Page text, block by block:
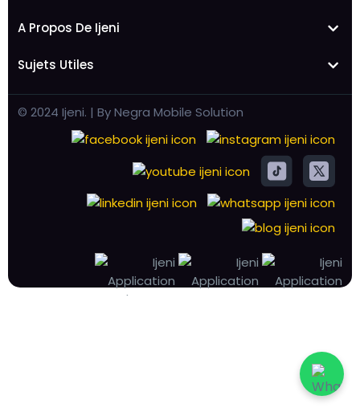
A Propos De Ijeni
Sujets Utiles
© 2024 Ijeni. | By Negra Mobile Solution